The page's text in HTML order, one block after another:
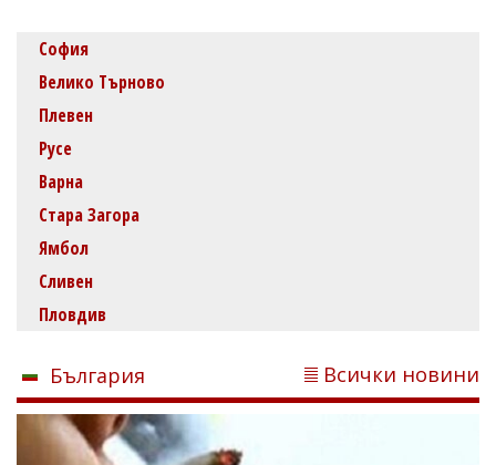
София
Велико Търново
Плевен
Русе
Варна
Стара Загора
Ямбол
Сливен
Пловдив
България Всички новини